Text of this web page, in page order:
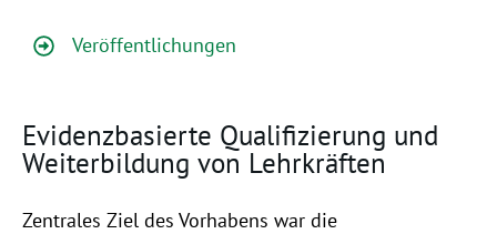
Veröffentlichungen
Evidenzbasierte Qualifizierung und
Weiterbildung von Lehrkräften
Zentrales Ziel des Vorhabens war die